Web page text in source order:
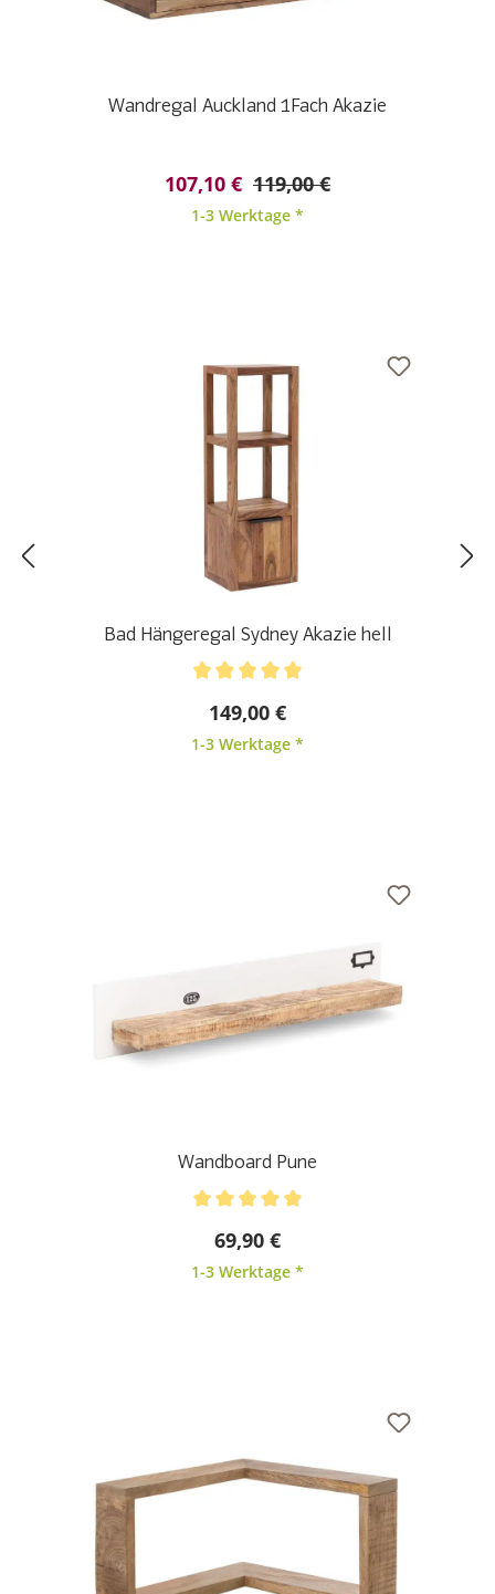
Wandregal Auckland 1Fach Akazie
107,10 € 119,00 €
1-3 Werktage *
Bad Hängeregal Sydney Akazie hell
149,00 €
1-3 Werktage *
Wandboard Pune
69,90 €
1-3 Werktage *